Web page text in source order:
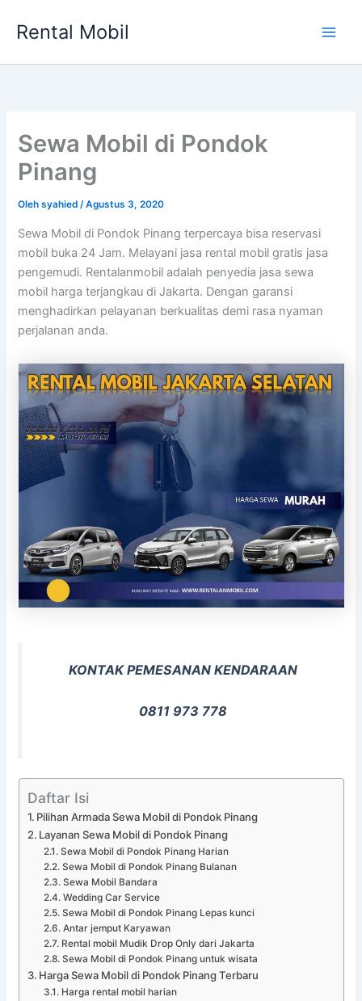
Rental Mobil
Sewa Mobil di Pondok
Pinang
Olehsyahied/Agustus 3, 2020
Sewa Mobil di Pondok Pinang terpercaya bisa reservasi
mobil buka 24 Jam. Melayani jasa rental mobil gratis jasa
pengemudi. Rentalanmobil adalah penyedia jasa sewa
mobil harga terjangkau di Jakarta. Dengan garansi
menghadirkan pelayanan berkualitas demi rasa nyaman
perjalanan anda.
KONTAK PEMESANAN KENDARAAN
0811 973 778
Daftar Isi
Pilihan Armada Sewa Mobil di Pondok Pinang
Layanan Sewa Mobil di Pondok Pinang
Sewa Mobil di Pondok Pinang Harian
Sewa Mobil di Pondok Pinang Bulanan
Sewa Mobil Bandara
Wedding Car Service
Sewa Mobil di Pondok Pinang Lepas kunci
Antar jemput Karyawan
Rental mobil Mudik Drop Only dari Jakarta
Sewa Mobil di Pondok Pinang untuk wisata
Harga Sewa Mobil di Pondok Pinang Terbaru
Harga rental mobil harian